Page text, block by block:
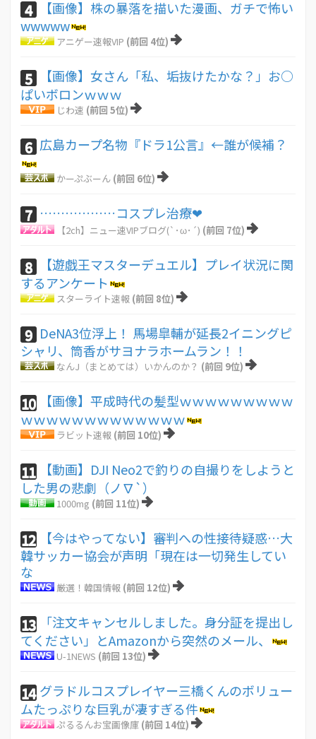
4
【画像】株の暴落を描いた漫画、ガチで怖い
wwwww
アニゲー速報VIP (前回 4位)
5
【画像】女さん「私、垢抜けたかな？」お○
ぱいボロンｗｗｗ
じわ速 (前回 5位)
6 広島カープ名物『ドラ1公言』←誰が候補？
かーぷぶーん (前回 6位)
7 ………………コスプレ治療❤
【2ch】ニュー速VIPブログ(`･ω･´) (前回 7位)
8
【遊戯王マスターデュエル】プレイ状況に関
するアンケート
スターライト速報 (前回 8位)
9 DeNA3位浮上！ 馬場皐輔が延長2イニングピ
シャリ、筒香がサヨナラホームラン！！
なんJ（まとめては）いかんのか？ (前回 9位)
10
【画像】平成時代の髪型ｗｗｗｗｗｗｗｗｗ
ｗｗｗｗｗｗｗｗｗｗｗｗｗ
ラビット速報 (前回 10位)
11
【動画】DJI Neo2で釣りの自撮りをしようと
した男の悲劇（ノ∇`）
1000mg (前回 11位)
12
【今はやってない】審判への性接待疑惑…大
韓サッカー協会が声明「現在は一切発生してい
な
厳選！韓国情報 (前回 12位)
13
「注文キャンセルしました。身分証を提出し
てください」とAmazonから突然のメール、
U-1NEWS (前回 13位)
14 グラドルコスプレイヤー三橋くんのボリュー
ムたっぷりな巨乳が凄すぎる件
ぷるるんお宝画像庫 (前回 14位)